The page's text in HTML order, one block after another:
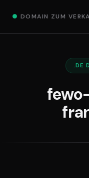
● DOMAIN ZUM
.DE